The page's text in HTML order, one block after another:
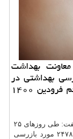
بهداشت
مورد بازرسی بهداشتی در
طرح تشدید بازرسی های بهداشتی تا پنجم فرودین ۱۴۰۰
به گزارش اپتیک به نقل از مهر، حمید انصاری، گفت: طی روزهای ۲۵
اسفند ۱۳۹۹ الی پنجم فروردین ۱۴۰۰ تعداد ۲۴۷۸۶۸ مورد بازرسی